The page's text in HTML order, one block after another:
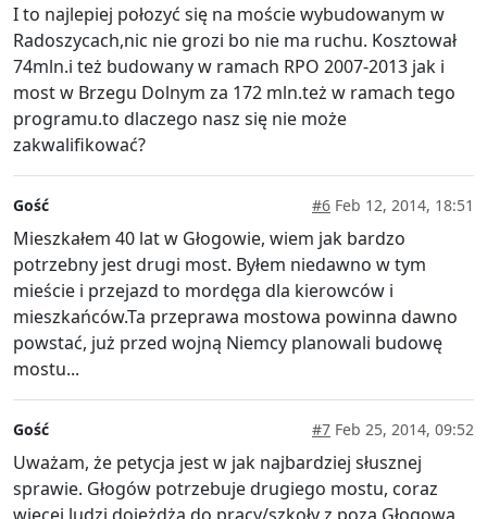
I to najlepiej połozyć się na moście wybudowanym w
Radoszycach,nic nie grozi bo nie ma ruchu. Kosztował
74mln.i też budowany w ramach RPO 2007-2013 jak i
most w Brzegu Dolnym za 172 mln.też w ramach tego
programu.to dlaczego nasz się nie może
zakwalifikować?
Gość #6 Feb 12, 2014, 18:51
Mieszkałem 40 lat w Głogowie, wiem jak bardzo
potrzebny jest drugi most. Byłem niedawno w tym
mieście i przejazd to mordęga dla kierowców i
mieszkańców.Ta przeprawa mostowa powinna dawno
powstać, już przed wojną Niemcy planowali budowę
mostu...
Gość #7 Feb 25, 2014, 09:52
Uważam, że petycja jest w jak najbardziej słusznej
sprawie. Głogów potrzebuje drugiego mostu, coraz